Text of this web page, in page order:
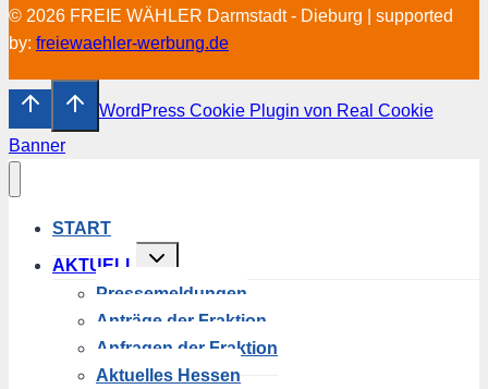
© 2026 FREIE WÄHLER Darmstadt - Dieburg | supported
by: freiewaehler-werbung.de
WordPress Cookie Plugin von Real Cookie
Banner
START
AKTUELL
Untermenü
umschalten
Pressemeldungen
Anträge der Fraktion
Anfragen der Fraktion
Aktuelles Hessen